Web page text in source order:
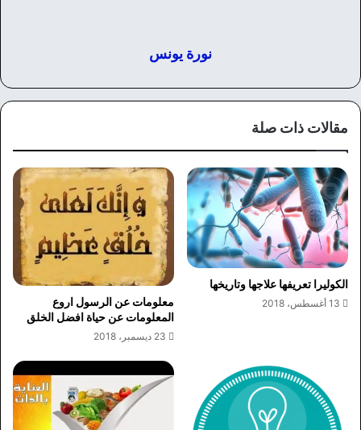
نورة يونس
مقالات ذات صلة
الكوليرا تعريفها علاجها وتاريخها
13 أغسطس، 2018
معلومات عن الرسول اروع
المعلومات عن حياة افضل الخلق
23 ديسمبر، 2018